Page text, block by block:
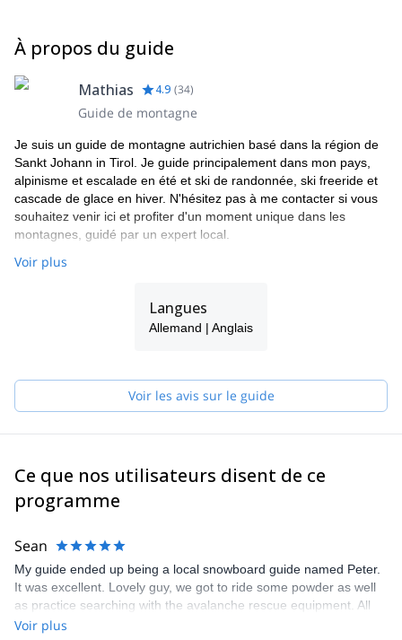
À propos du guide
Mathias 4.9 (34)
Guide de montagne
Je suis un guide de montagne autrichien basé dans la région de
Sankt Johann in Tirol. Je guide principalement dans mon pays,
alpinisme et escalade en été et ski de randonnée, ski freeride et
cascade de glace en hiver. N'hésitez pas à me contacter si vous
souhaitez venir ici et profiter d'un moment unique dans les
montagnes, guidé par un expert local.
Voir plus
Langues
Allemand | Anglais
Voir les avis sur le guide
Ce que nos utilisateurs disent de ce
programme
Sean
My guide ended up being a local snowboard guide named Peter.
It was excellent. Lovely guy, we got to ride some powder as well
as practice searching with the avalanche rescue equipment. All
round good day. Would highly recommend
Voir plus